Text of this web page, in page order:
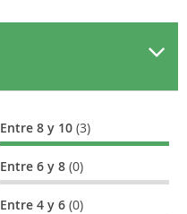
Entre 8 y 10(3)
Entre 6 y 8(0)
Entre 4 y 6(0)